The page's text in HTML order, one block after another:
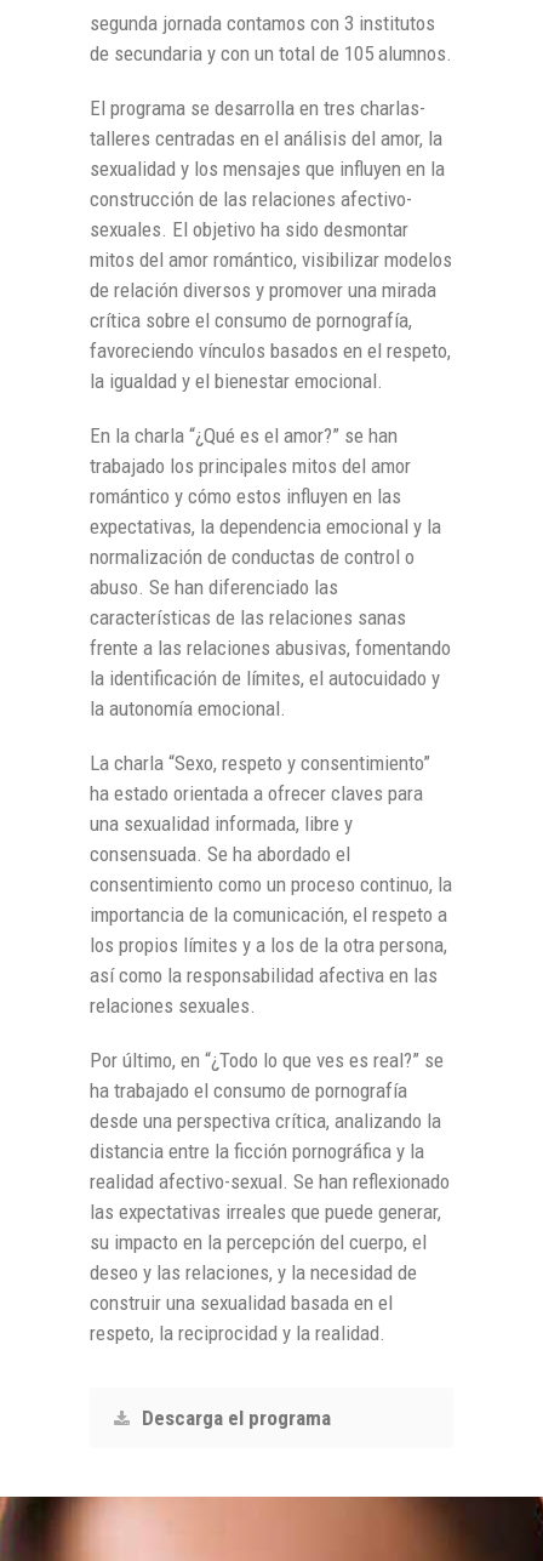
segunda jornada contamos con 3 institutos
de secundaria y con un total de 105 alumnos.
El programa se desarrolla en tres charlas-
talleres centradas en el análisis del amor, la
sexualidad y los mensajes que influyen en la
construcción de las relaciones afectivo-
sexuales. El objetivo ha sido desmontar
mitos del amor romántico, visibilizar modelos
de relación diversos y promover una mirada
crítica sobre el consumo de pornografía,
favoreciendo vínculos basados en el respeto,
la igualdad y el bienestar emocional.
En la charla “¿Qué es el amor?” se han
trabajado los principales mitos del amor
romántico y cómo estos influyen en las
expectativas, la dependencia emocional y la
normalización de conductas de control o
abuso. Se han diferenciado las
características de las relaciones sanas
frente a las relaciones abusivas, fomentando
la identificación de límites, el autocuidado y
la autonomía emocional.
La charla “Sexo, respeto y consentimiento”
ha estado orientada a ofrecer claves para
una sexualidad informada, libre y
consensuada. Se ha abordado el
consentimiento como un proceso continuo, la
importancia de la comunicación, el respeto a
los propios límites y a los de la otra persona,
así como la responsabilidad afectiva en las
relaciones sexuales.
Por último, en “¿Todo lo que ves es real?” se
ha trabajado el consumo de pornografía
desde una perspectiva crítica, analizando la
distancia entre la ficción pornográfica y la
realidad afectivo-sexual. Se han reflexionado
las expectativas irreales que puede generar,
su impacto en la percepción del cuerpo, el
deseo y las relaciones, y la necesidad de
construir una sexualidad basada en el
respeto, la reciprocidad y la realidad.
Descarga el programa